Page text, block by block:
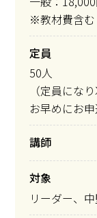
※教材費含む
定員
50人
（定員にな
お早めにお申
講師
対象
リーダー、